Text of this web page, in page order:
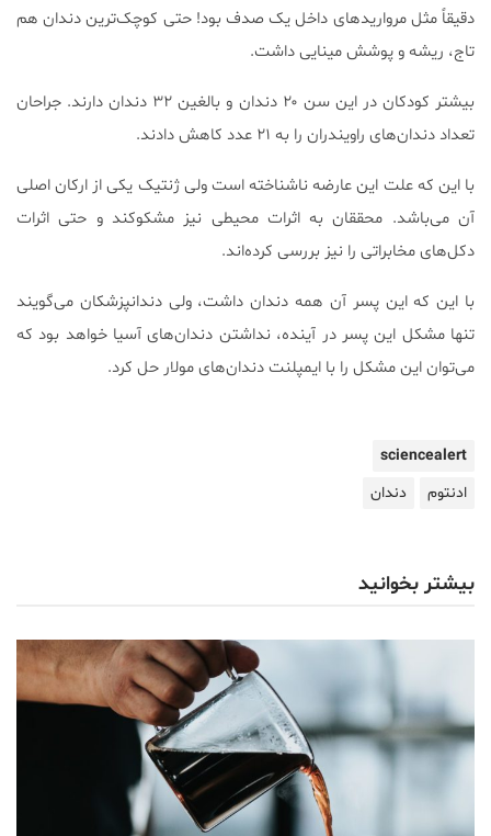
دقیقاً مثل مرواریدهای داخل یک صدف بود! حتی کوچک‌ترین دندان هم
تاج، ریشه و پوشش مینایی داشت.
بیشتر کودکان در این سن ۲۰ دندان و بالغین ۳۲ دندان دارند. جراحان
تعداد دندان‌های راویندران را به ۲۱ عدد کاهش دادند.
با این که علت این عارضه ناشناخته است ولی ژنتیک یکی از ارکان اصلی
آن می‌باشد. محققان به اثرات محیطی نیز مشکوکند و حتی اثرات
دکل‌های مخابراتی را نیز بررسی کرده‌اند.
با این که این پسر آن همه دندان داشت، ولی دندانپزشکان می‌گویند
تنها مشکل این پسر در آینده، نداشتن دندان‌های آسیا خواهد بود که
می‌توان این مشکل را با ایمپلنت دندان‌های مولار حل کرد.
sciencealert
ادنتوم
دندان
بیشتر بخوانید